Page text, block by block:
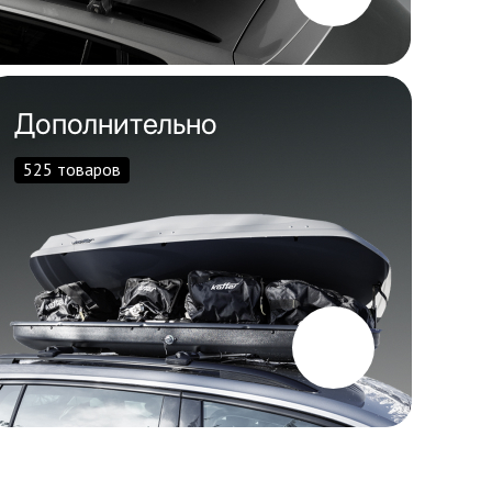
Дополнительно
525 товаров